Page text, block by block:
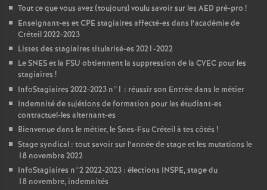
Tout ce que vous avez (toujours) voulu savoir sur les AED pré-pro !
Enseignant-es etCPE stagiaires affecté-es dans l’académie de
Créteil 2022-2023
Listes des stagiaires titularisé-es 2021-2022
LeSNESet la FSU obtiennent la suppression de la CVEC pour les
stagiaires !
InfoStagiaires 2022-2023 n°1 : réussir son Entrée dans le métier
Indemnité de sujétions de formation pour les étudiant-es
contractuel-les alternant-es
Bienvenue dans le métier, le Snes-Fsu Créteil à tes côtés !
Stage syndical : tout savoir sur l’année de stage et les mutations le
18 novembre 2022
InfoStagiaires n°2 2022-2023 : élections INSPE, stage du
18 novembre, indemnités